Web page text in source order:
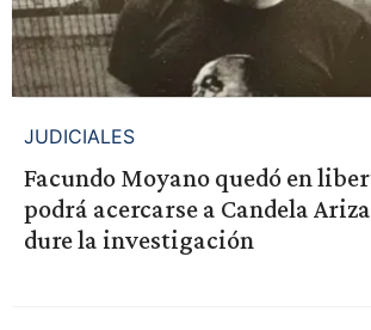
JUDICIALES
Facundo Moyano quedó en
podrá acercarse a Candela
dure la investigación